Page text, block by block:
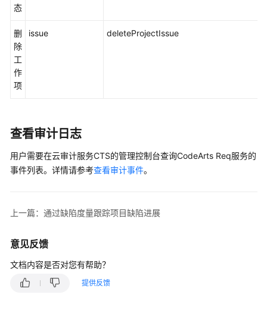
态
删
除
工
作
项
issue deleteProjectIssue
查看审计日志
用户需要在云审计服务CTS的管理控制台查询CodeArts Req服务的
事件列表。详情请参考查看审计事件。
上一篇：通过缺陷度量跟踪项目缺陷进展
意见反馈
文档内容是否对您有帮助？
提供反馈